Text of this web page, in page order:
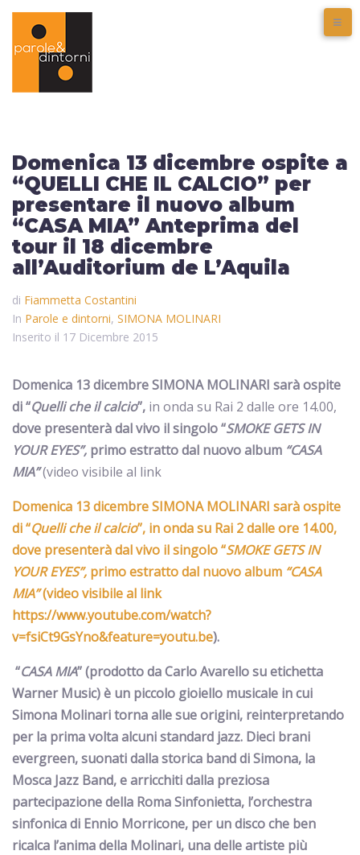
Domenica 13 dicembre ospite a
“QUELLI CHE IL CALCIO” per
presentare il nuovo album
“CASA MIA” Anteprima del
tour il 18 dicembre
all’Auditorium de L’Aquila
di Fiammetta Costantini
In Parole e dintorni, SIMONA MOLINARI
Inserito il 17 Dicembre 2015
Domenica 13 dicembre SIMONA MOLINARI sarà ospite
di “Quelli che il calcio”, in onda su Rai 2 dalle ore 14.00,
dove presenterà dal vivo il singolo “SMOKE GETS IN
YOUR EYES”, primo estratto dal nuovo album “CASA
MIA”(video visibile al link
Domenica 13 dicembre SIMONA MOLINARI sarà ospite
di “Quelli che il calcio”, in onda su Rai 2 dalle ore 14.00,
dove presenterà dal vivo il singolo “SMOKE GETS IN
YOUR EYES”, primo estratto dal nuovo album “CASA
MIA”(video visibile al link
https://www.youtube.com/watch?
v=fsiCt9GsYno&feature=youtu.be).
“CASA MIA”(prodotto da Carlo Avarello su etichetta
Warner Music)è un piccolo gioiello musicale in cui
Simona Molinari torna alle sue origini, reinterpretando
per la prima volta alcuni standard jazz. Dieci brani
evergreen, suonati dalla storica band di Simona, la
Mosca Jazz Band, e arricchiti dalla preziosa
partecipazione della Roma Sinfonietta, l’orchestra
sinfonica di Ennio Morricone, per un disco che ben
ricalca l’anima della Molinari, una delle artiste più